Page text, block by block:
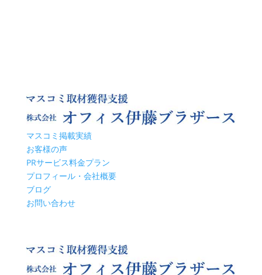
マスコミ掲載実績
お客様の声
PRサービス料金プラン
プロフィール・会社概要
ブログ
お問い合わせ